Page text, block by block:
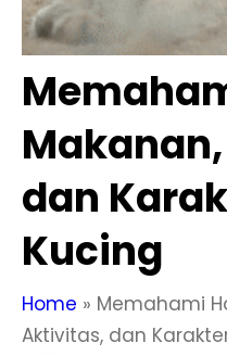
dan
Kucing
Home » Memahami
Aktivitas, dan